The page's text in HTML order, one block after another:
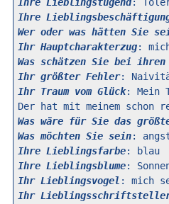
Ihre
Wer oder was hätten Sie
Ihr Hauptcharakterzug
Was schätzen Sie bei ihren
Ihr größter Fehler
Ihr Traum vom Glück: Mein
Was wäre für Sie das
Was möchten Sie sein
Ihre Lieblingsfarbe
: blau
Ihre Lieblingsblume
Ihr Lieblingsvogel
Ihr